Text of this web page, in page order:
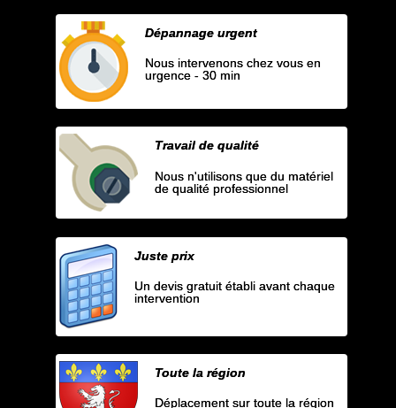
Dépannage urgent
Nous intervenons chez vous en
urgence - 30 min
Travail de qualité
Nous n'utilisons que du matériel
de qualité professionnel
Juste prix
Un devis gratuit établi avant chaque
intervention
Toute la région
Déplacement sur toute la région